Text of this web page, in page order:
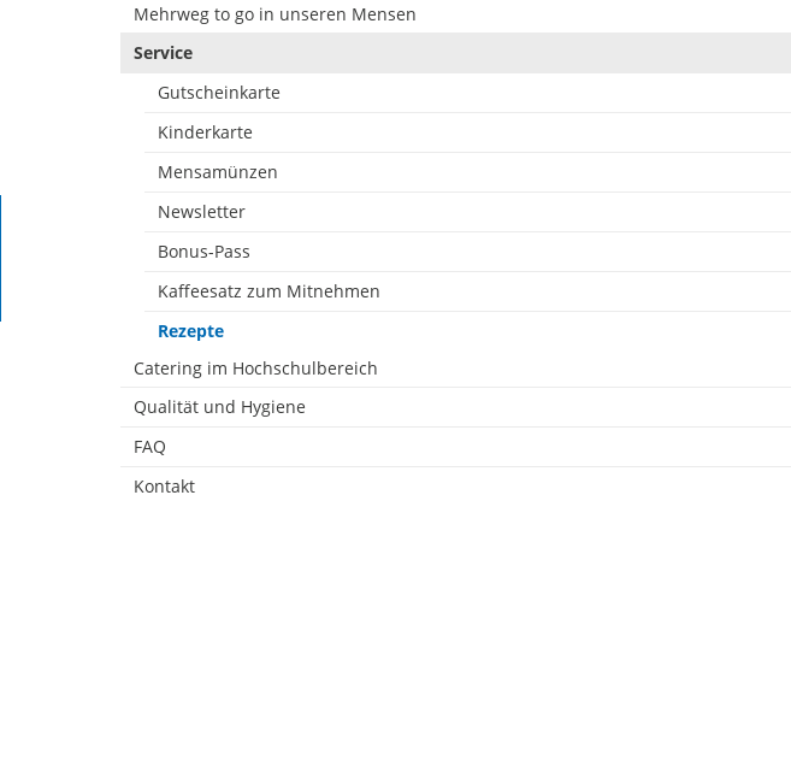
Mehrweg to go in unseren Mensen
Service
Gutscheinkarte
Kinderkarte
Mensamünzen
Newsletter
Bonus-Pass
Kaffeesatz zum Mitnehmen
Rezepte
Catering im Hochschulbereich
Qualität und Hygiene
FAQ
Kontakt